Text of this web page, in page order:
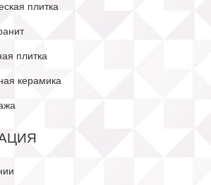
плитка
плитка
керамика